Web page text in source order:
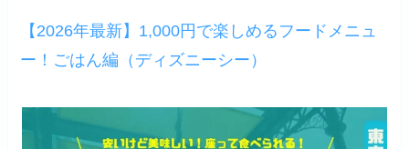
【2026年最新】1,000円で楽しめるフードメニュ
ー！ごはん編（ディズニーシー）